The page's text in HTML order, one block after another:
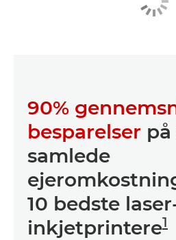
90%
besparelser
samlede
10 bedste
inkjetprintere1